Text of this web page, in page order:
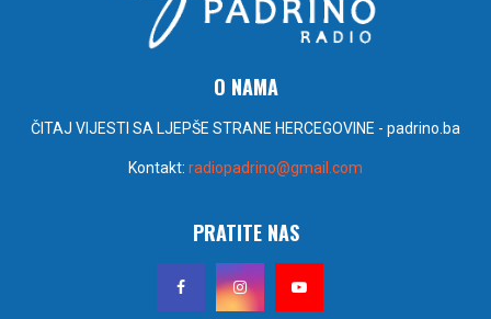
O NAMA
ČITAJ VIJESTI SA LJEPŠE STRANE HERCEGOVINE - padrino.ba
Kontakt: radiopadrino@gmail.com
PRATITE NAS